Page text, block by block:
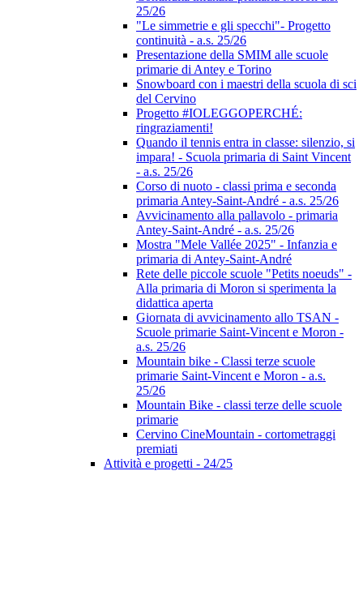
25/26
"Le simmetrie e gli specchi"- Progetto
continuità - a.s. 25/26
Presentazione della SMIM alle scuole
primarie di Antey e Torino
Snowboard con i maestri della scuola di sci
del Cervino
Progetto #IOLEGGOPERCHÉ:
ringraziamenti!
Quando il tennis entra in classe: silenzio, si
impara! - Scuola primaria di Saint Vincent
- a.s. 25/26
Corso di nuoto - classi prima e seconda
primaria Antey-Saint-André - a.s. 25/26
Avvicinamento alla pallavolo - primaria
Antey-Saint-André - a.s. 25/26
Mostra "Mele Vallée 2025" - Infanzia e
primaria di Antey-Saint-André
Rete delle piccole scuole "Petits noeuds" -
Alla primaria di Moron si sperimenta la
didattica aperta
Giornata di avvicinamento allo TSAN -
Scuole primarie Saint-Vincent e Moron -
a.s. 25/26
Mountain bike - Classi terze scuole
primarie Saint-Vincent e Moron - a.s.
25/26
Mountain Bike - classi terze delle scuole
primarie
Cervino CineMountain - cortometraggi
premiati
Attività e progetti - 24/25